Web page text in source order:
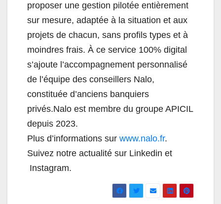
proposer une gestion pilotée entièrement
sur mesure, adaptée à la situation et aux
projets de chacun, sans profils types et à
moindres frais. À ce service 100% digital
s’ajoute l’accompagnement personnalisé
de l’équipe des conseillers Nalo,
constituée d’anciens banquiers
privés.Nalo est membre du groupe APICIL
depuis 2023.
Plus d’informations sur www.nalo.fr.
Suivez notre actualité sur Linkedin et
Instagram.